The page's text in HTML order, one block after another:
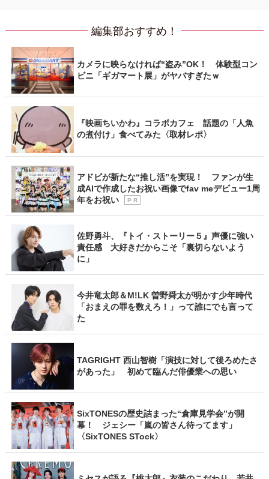
編集部おすすめ！
カメラに映らなければ“盗み”OK！ 体験型コン
ビニ「ギガマート展」がヤバすぎたｗ
『映画ちいかわ』コラボカフェ 話題の「人魚
の煮付け」食べてみた〈取材レポ〉
アドビが新たな“推し活”を実現！ ファンが生
成AIで作成したお祝い画像でfav meデビュー1周
年をお祝い
P R
佐野勇斗、『トイ・ストーリー５』声優に強い
責任感 大好きだからこそ「裏切らないよう
に」
今井竜太郎＆M!LK 曽野舜太が明かす少年時代
「おまえの罪を数えろ！」って誰にでも言って
た
TAGRIGHT 西山智樹「演技に対して後ろめたさ
があった」 初めて臨んだ俳優業への思い
SixTONESの歴史詰まった“倉庫見学会”が開
幕！ ジェシー「嵐の皆さん待ってます」
〈SixTONES STock〉